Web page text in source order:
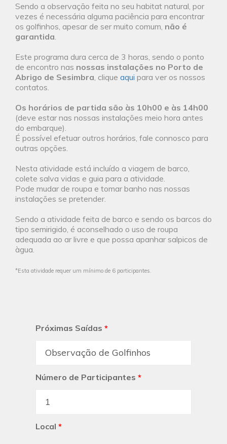
Sendo a observação feita no seu habitat natural, por
vezes é necessária alguma paciência para encontrar
os golfinhos, apesar de ser muito comum, não é
garantida.
Este programa dura cerca de 3 horas, sendo o ponto
de encontro nas nossas instalações no Porto de
Abrigo de Sesimbra, clique aqui para ver os nossos
contatos.
Os horários de partida são às 10h00 e às 14h00
(deve estar nas nossas instalações meio hora antes
do embarque).
É possível efetuar outros horários, fale connosco para
outras opções.
Nesta atividade está incluído a viagem de barco,
colete salva vidas e guia para a atividade.
Pode mudar de roupa e tomar banho nas nossas
instalações se pretender.
Sendo a atividade feita de barco e sendo os barcos do
tipo semirigido, é aconselhado o uso de roupa
adequada ao ar livre e que possa apanhar salpicos de
àgua.
*Esta atividade requer um mínimo de 6 participantes.
Próximas Saídas *
Número de Participantes *
Local *